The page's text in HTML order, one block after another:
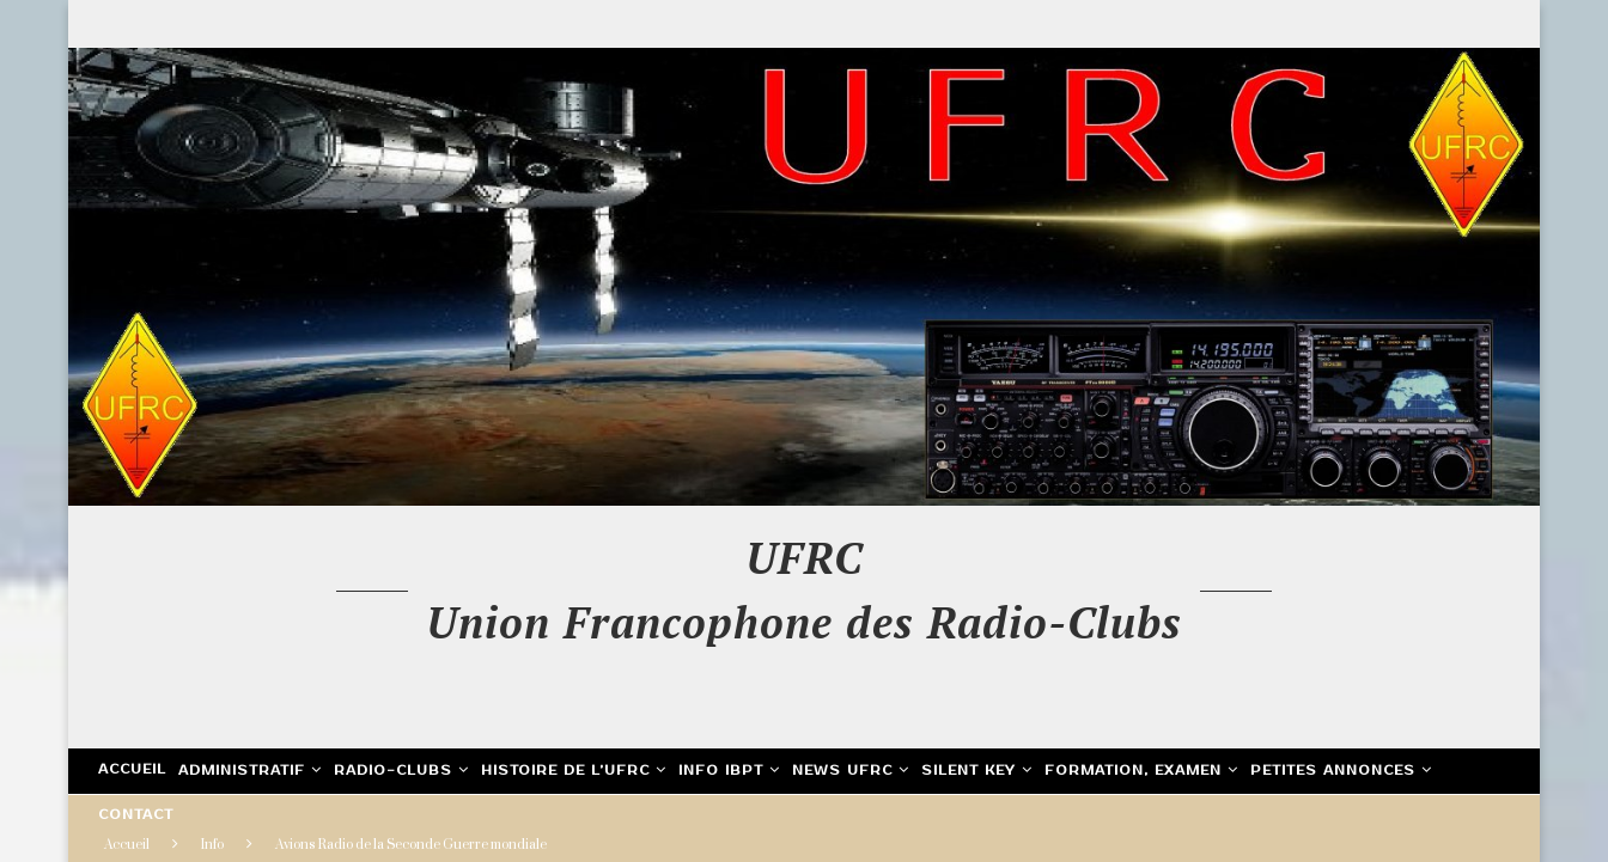
UFRC
Union Francophone des Radio-Clubs
ACCUEIL ADMINISTRATIF RADIO-CLUBS HISTOIRE DE L’UFRC INFO IBPT NEWS UFRC SILENT KEY FORMATION, EXAMEN PETITES ANNONCES
CONTACT
Accueil Info Avions Radio de la Seconde Guerre mondiale